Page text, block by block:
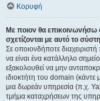
Κορυφή
Με ποιον θα επικοινωνήσω
σχετίζονται με αυτό το
Σε οποιονδήποτε
να είναι ένα κατάλληλο
εξακολουθεί να μην
ιδιοκτήτη του domain (κάντε
μια δωρεάν υπηρεσία (π.χ.
τμήμα καταχρήσεων της